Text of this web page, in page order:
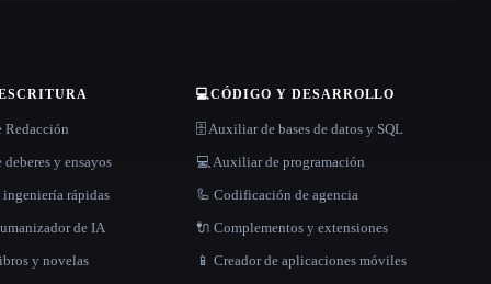
y ensayos
rápidas
de IA
y novelas
💻CÓDIGO Y DESARROLLO
🗄️ Auxiliar de bases de datos y SQL
💻 Auxiliar de programación
🦾 Codificación de agencia
🔌 Complementos y extensiones
📱 Creador de aplicaciones móviles